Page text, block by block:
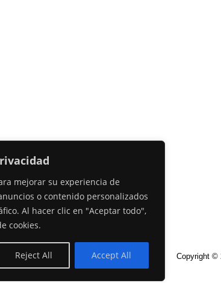
mejorar su experiencia de
o contenido personalizados
Al hacer clic en "Aceptar todo",
cookies.
Reject All Accept All Copyright ©